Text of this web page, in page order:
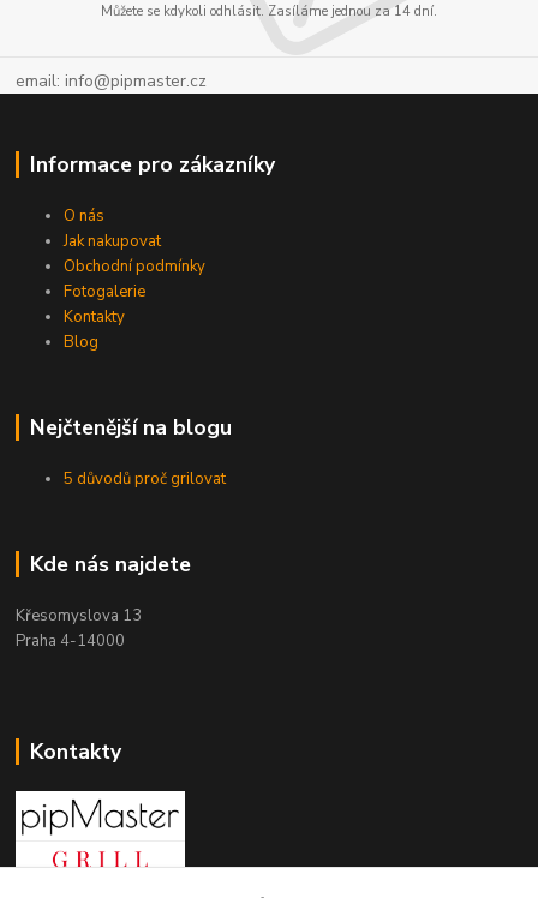
Můžete se kdykoli odhlásit. Zasíláme jednou za 14 dní.
email: info@pipmaster.cz
Informace pro zákazníky
O nás
Jak nakupovat
Obchodní podmínky
Fotogalerie
Kontakty
Blog
Nejčtenější na blogu
5 důvodů proč grilovat
Kde nás najdete
Křesomyslova 13
Praha 4-14000
Kontakty